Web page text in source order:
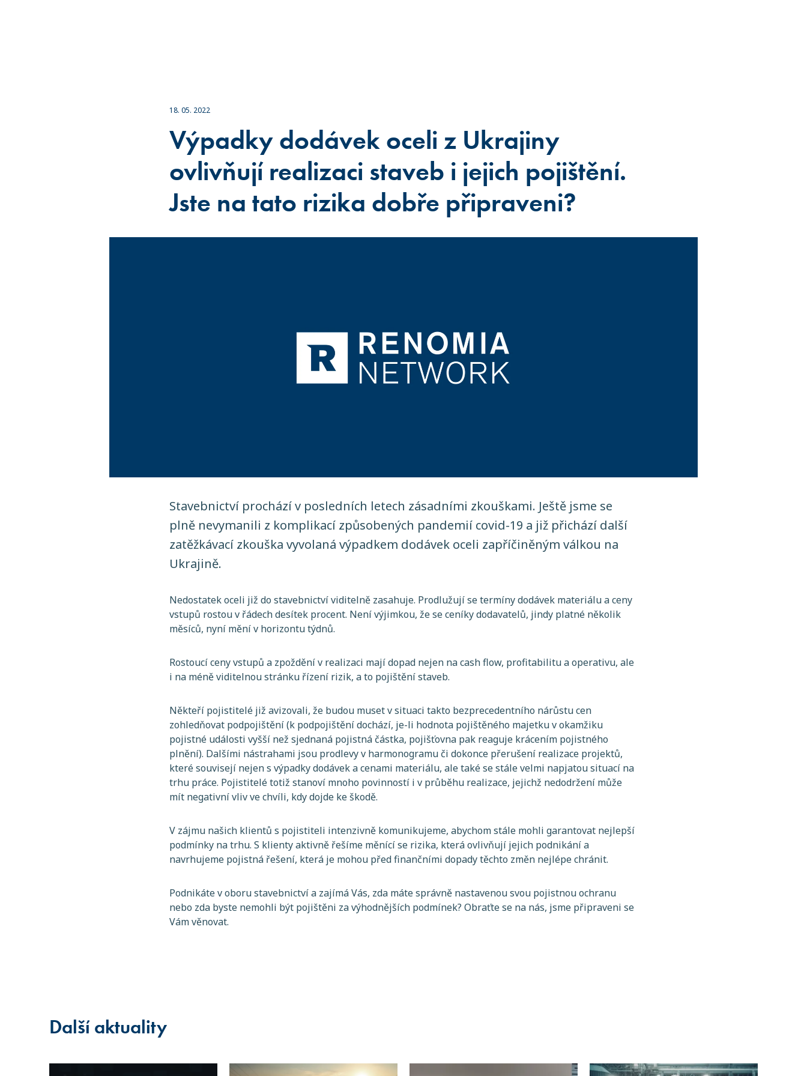
18. 05. 2022
Výpadky dodávek oceli z Ukrajiny
ovlivňují realizaci staveb i jejich pojištění.
Jste na tato rizika dobře připraveni?
Stavebnictví prochází v posledních letech zásadními zkouškami. Ještě jsme se
plně nevymanili z komplikací způsobených pandemií covid-19 a již přichází další
zatěžkávací zkouška vyvolaná výpadkem dodávek oceli zapříčiněným válkou na
Ukrajině.
Nedostatek oceli již do stavebnictví viditelně zasahuje. Prodlužují se termíny dodávek materiálu a ceny
vstupů rostou v řádech desítek procent. Není výjimkou, že se ceníky dodavatelů, jindy platné několik
měsíců, nyní mění v horizontu týdnů.
Rostoucí ceny vstupů a zpoždění v realizaci mají dopad nejen na cash flow, profitabilitu a operativu, ale
i na méně viditelnou stránku řízení rizik, a to pojištění staveb.
Někteří pojistitelé již avizovali, že budou muset v situaci takto bezprecedentního nárůstu cen
zohledňovat podpojištění (k podpojištění dochází, je-li hodnota pojištěného majetku v okamžiku
pojistné události vyšší než sjednaná pojistná částka, pojišťovna pak reaguje krácením pojistného
plnění). Dalšími nástrahami jsou prodlevy v harmonogramu či dokonce přerušení realizace projektů,
které souvisejí nejen s výpadky dodávek a cenami materiálu, ale také se stále velmi napjatou situací na
trhu práce. Pojistitelé totiž stanoví mnoho povinností i v průběhu realizace, jejichž nedodržení může
mít negativní vliv ve chvíli, kdy dojde ke škodě.
V zájmu našich klientů s pojistiteli intenzivně komunikujeme, abychom stále mohli garantovat nejlepší
podmínky na trhu. S klienty aktivně řešíme měnící se rizika, která ovlivňují jejich podnikání a
navrhujeme pojistná řešení, která je mohou před finančními dopady těchto změn nejlépe chránit.
Podnikáte v oboru stavebnictví a zajímá Vás, zda máte správně nastavenou svou pojistnou ochranu
nebo zda byste nemohli být pojištěni za výhodnějších podmínek? Obraťte se na nás, jsme připraveni se
Vám věnovat.
Další aktuality